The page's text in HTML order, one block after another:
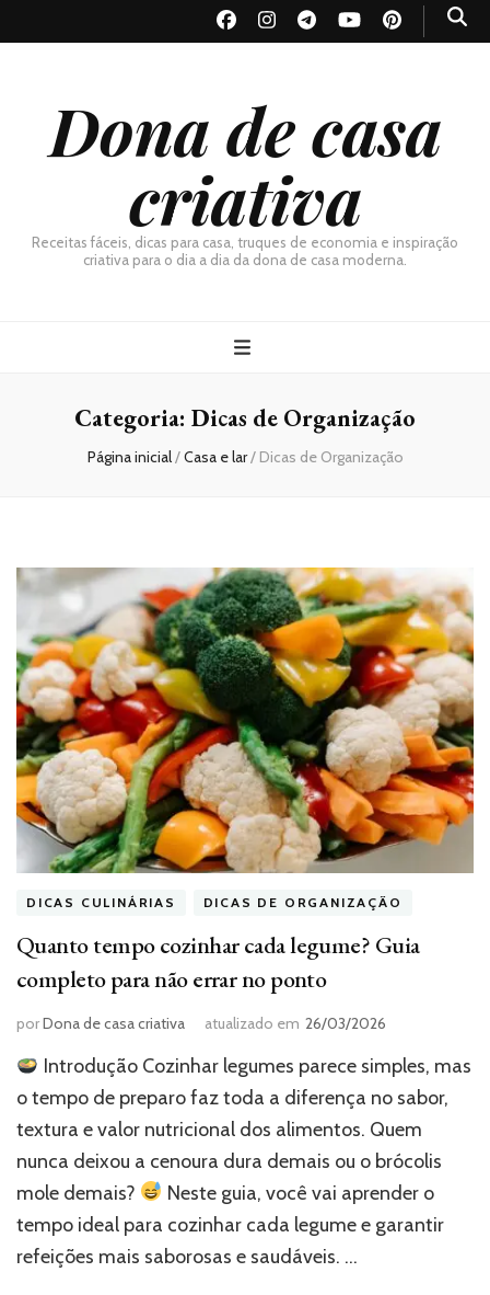
Dona de casa
criativa
Receitas fáceis, dicas para casa, truques de economia e inspiração
criativa para o dia a dia da dona de casa moderna.
Categoria: Dicas de Organização
Página inicial/Casa e lar/ Dicas de Organização
DICAS CULINÁRIAS DICAS DE ORGANIZAÇÃO
Quanto tempo cozinhar cada legume? Guia
completo para não errar no ponto
porDona de casa criativa atualizado em 26/03/2026
Introdução Cozinhar legumes parece simples, mas
o tempo de preparo faz toda a diferença no sabor,
textura e valor nutricional dos alimentos. Quem
nunca deixou a cenoura dura demais ou o brócolis
mole demais?
Neste guia, você vai aprender o
tempo ideal para cozinhar cada legume e garantir
refeições mais saborosas e saudáveis. …